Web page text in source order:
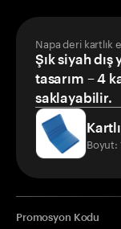
Napa deri kartlık
Şık siyah
tasarım – 4
saklayabilir.
Boyut:
Promosyon Kodu